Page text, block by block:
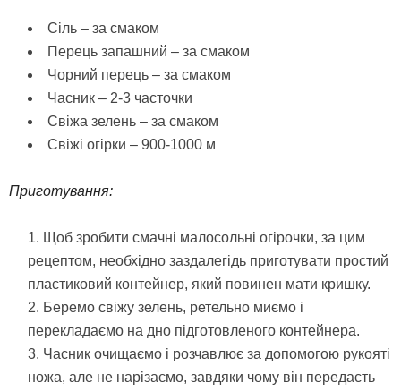
Сіль – за смаком
Перець запашний – за смаком
Чорний перець – за смаком
Часник – 2-3 часточки
Свіжа зелень – за смаком
Свіжі огірки – 900-1000 м
Приготування:
Щоб зробити смачні малосольні огірочки, за цим
рецептом, необхідно заздалегідь приготувати простий
пластиковий контейнер, який повинен мати кришку.
Беремо свіжу зелень, ретельно миємо і
перекладаємо на дно підготовленого контейнера.
Часник очищаємо і розчавлює за допомогою рукояті
ножа, але не нарізаємо, завдяки чому він передасть